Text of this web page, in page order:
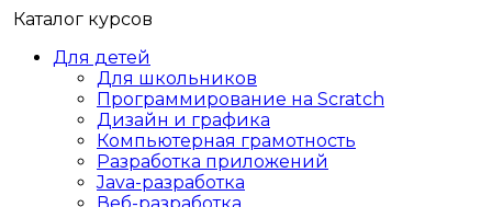
Каталог курсов
Для детей
Для школьников
Программирование на Scratch
Дизайн и графика
Компьютерная грамотность
Разработка приложений
Java-разработка